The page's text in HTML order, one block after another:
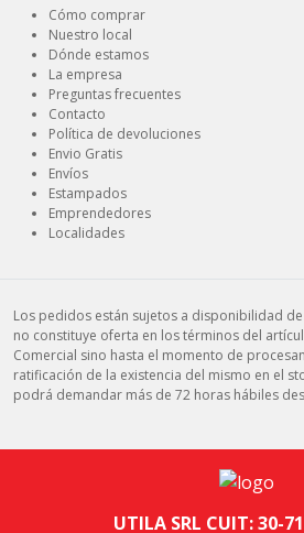
Cómo comprar
Nuestro local
Dónde estamos
La empresa
Preguntas frecuentes
Contacto
Política de devoluciones
Envio Gratis
Envíos
Estampados
Emprendedores
Localidades
Los pedidos están sujetos a disponibilidad
no constituye oferta en los términos del
Comercial sino hasta el momento de
ratificación de la existencia del mismo en el
podrá demandar más de 72 horas hábiles
UTILA SRL CUIT: 30-